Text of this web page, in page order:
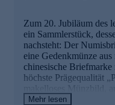
0,5 g reines .999
Auflage nur 888
Online bestellen
Zum 20. Jubiläum des
ein Sammlerstück,
nachsteht: Der
eine Gedenkmünze
chinesische
höchste Prägequalität
makelloses Münzbild,
Münzmotiv der Welt
Mehr lesen